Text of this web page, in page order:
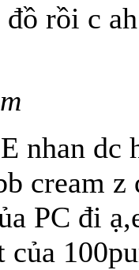
đồ rồi c
nhan dc
cream
PC đi